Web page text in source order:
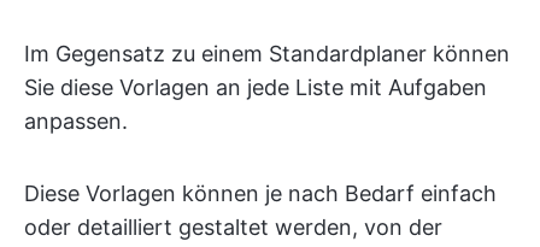
Im Gegensatz zu einem Standardplaner können
Sie diese Vorlagen an jede Liste mit Aufgaben
anpassen.
Diese Vorlagen können je nach Bedarf einfach
oder detailliert gestaltet werden, von der